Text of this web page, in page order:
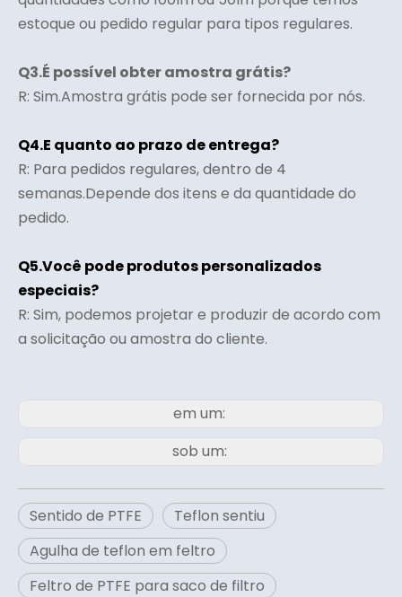
estoque ou pedido regular para tipos regulares.
Q3.É possível obter amostra grátis?
R: Sim.Amostra grátis pode ser fornecida por nós.
Q4.E quanto ao prazo de entrega?
R: Para pedidos regulares, dentro de 4
semanas.Depende dos itens e da quantidade do
pedido.
Q5.Você pode produtos personalizados
especiais?
R: Sim, podemos projetar e produzir de acordo com
a solicitação ou amostra do cliente.
em um:
sob um:
Sentido de PTFE
Teflon sentiu
Agulha de teflon em feltro
Feltro de PTFE para saco de filtro